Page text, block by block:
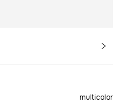
multicolor